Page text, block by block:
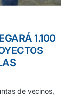
1.100
de vecinos,